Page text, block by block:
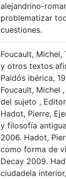
alejandrino-
problematizar
cuestiones.
Foucault,
y otros textos
Paidós ibérica,
Foucault, Michel
del sujeto ,
Hadot, Pierre,
y filosofía
2006. Hadot,
como forma de
Decay 2009.
ciudadela